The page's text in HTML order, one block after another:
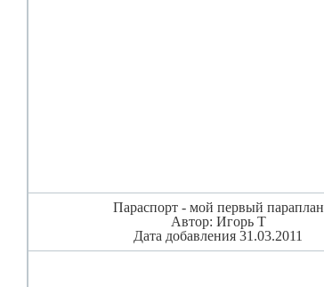
Параспорт - мой первый параплан
Автор: Игорь Т
Дата добавления 31.03.2011